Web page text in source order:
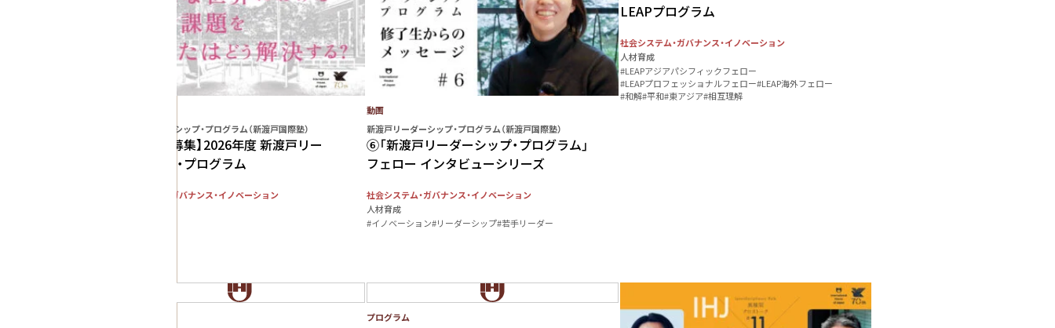
新渡戸リーダーシップ・プログラム（新渡戸国際塾）
【フェロー募集】2026年度 新渡戸リー
ダーシップ・プログラム
社会システム・ガバナンス・イノベーション
動画
新渡戸リーダーシップ・プログラム（新渡戸国際塾）
⑥「新渡戸リーダーシップ・プログラム」
フェロー インタビューシリーズ
社会システム・ガバナンス・イノベーション
人材育成
#イノベーション#リーダーシップ#若手リーダー
LEAPプログラム
社会システム・ガバナンス・イノベーション
人材育成
#LEAPアジアパシフィックフェロー
#LEAPプロフェッショナルフェロー#LEAP海外フェロー
#和解#平和#東アジア#相互理解
プログラム